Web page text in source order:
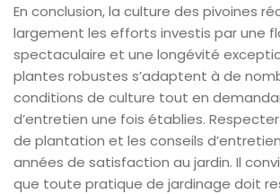
En conclusion, la culture des pivoines
largement les efforts investis par une
spectaculaire et une longévité
plantes robustes s’adaptent à de
conditions de culture tout en
d’entretien une fois établies.
de plantation et les conseils
années de satisfaction au jardin. Il
que toute pratique de jardinage doit